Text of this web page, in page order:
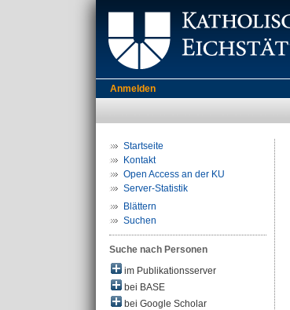
Anmelden
Startseite
Kontakt
Open Access an der KU
Server-Statistik
Blättern
Suchen
Suche nach Personen
im Publikationsserver
bei BASE
bei Google Scholar